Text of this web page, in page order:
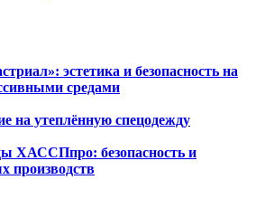
эстетика и безопасность на
средами
на утеплённую спецодежду
ХАССПпро: безопасность и
производств